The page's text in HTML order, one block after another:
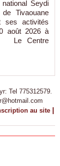
Seydi
Tivaouane
ses activités
août 2026 à
Le Centre
Tel 775312579.
au site |